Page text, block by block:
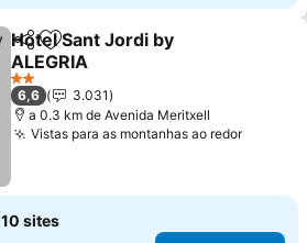
PartilharAdicionar aos favoritos
Hotel Sant Jordi by
ALEGRIA
Ver preços
2 Estrelas
6,6
3.031
a 0.3 km de Avenida Meritxell
Vistas para as montanhas ao redorVer
10 sites